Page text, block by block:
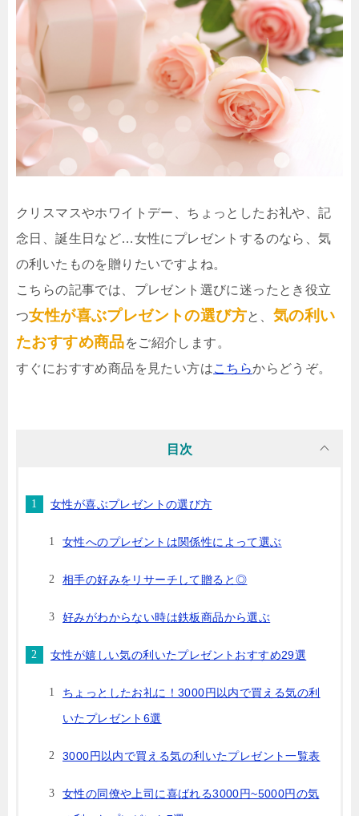
クリスマスやホワイトデー、ちょっとしたお礼や、記
念日、誕生日など…女性にプレゼントするのなら、気
の利いたものを贈りたいですよね。
こちらの記事では、プレゼント選びに迷ったとき役立
つ女性が喜ぶプレゼントの選び方と、 気の利い
たおすすめ商品をご紹介します。
すぐにおすすめ商品を見たい方はこちらからどうぞ。
目次
女性が喜ぶプレゼントの選び方
女性へのプレゼントは関係性によって選ぶ
相手の好みをリサーチして贈ると◎
好みがわからない時は鉄板商品から選ぶ
女性が嬉しい気の利いたプレゼントおすすめ29選
ちょっとしたお礼に！3000円以内で買える気の利
いたプレゼント6選
3000円以内で買える気の利いたプレゼント一覧表
女性の同僚や上司に喜ばれる3000円~5000円の気